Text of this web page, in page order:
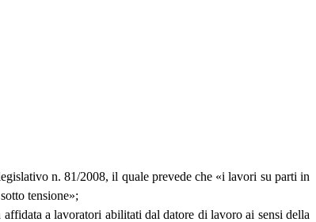
n. 81/2008, il quale prevede che «i lavori su parti in
tensione»;
a lavoratori abilitati dal datore di lavoro ai sensi della